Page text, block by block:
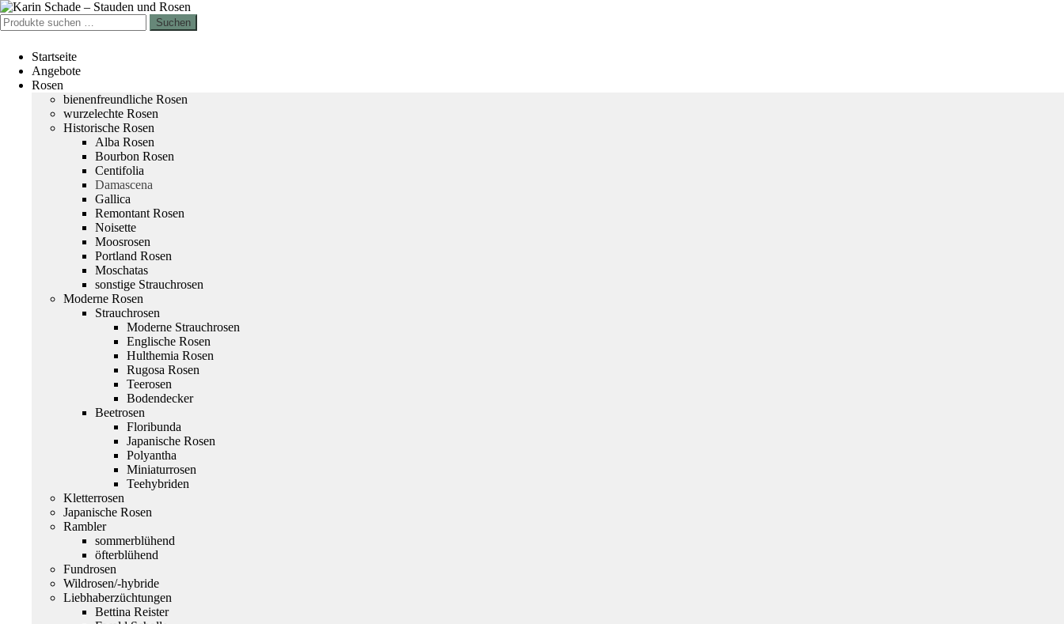
Zur
Navigation
springen
Zum
Inhalt
springen
Suchen
nach:
Suchen
Startseite
Angebote
Rosen
bienenfreundliche Rosen
wurzelechte Rosen
Historische Rosen
Alba Rosen
Bourbon Rosen
Centifolia
Damascena
Gallica
Remontant Rosen
Noisette
Moosrosen
Portland Rosen
Moschatas
sonstige Strauchrosen
Moderne Rosen
Strauchrosen
Moderne Strauchrosen
Englische Rosen
Hulthemia Rosen
Rugosa Rosen
Teerosen
Bodendecker
Beetrosen
Floribunda
Japanische Rosen
Polyantha
Miniaturrosen
Teehybriden
Kletterrosen
Japanische Rosen
Rambler
sommerblühend
öfterblühend
Fundrosen
Wildrosen/-hybride
Liebhaberzüchtungen
Bettina Reister